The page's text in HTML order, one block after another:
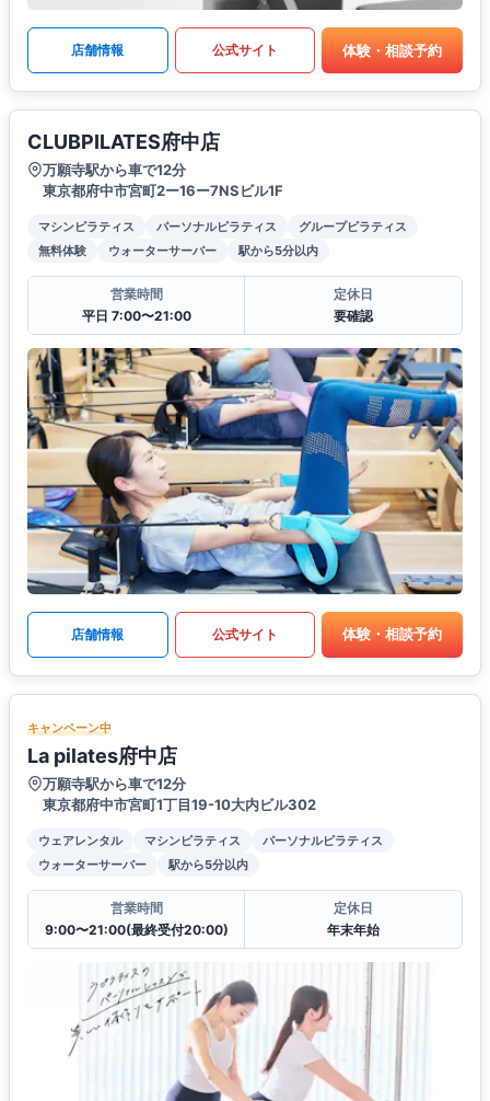
店舗情報 公式サイト 体験・相談予約
CLUBPILATES府中店
万願寺駅から車で12分
東京都府中市宮町2ー16ー7NSビル1F
マシンピラティス パーソナルピラティス
グループピラティス
無料体験
ウォーターサーバー 駅から5分以内
営業時間
平日 7:00〜21:00
定休日
要確認
店舗情報 公式サイト 体験・相談予約
キャンペーン中
La pilates府中店
万願寺駅から車で12分
東京都府中市宮町1丁目19-10大内ビル302
ウェアレンタル マシンピラティス
パーソナルピラティス
ウォーターサーバー
駅から5分以内
営業時間
9:00〜21:00(最終受付20:00)
定休日
年末年始